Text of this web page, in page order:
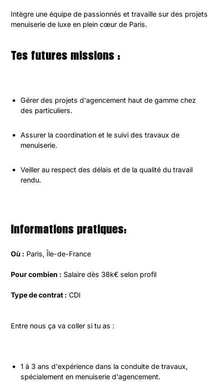
Intègre une équipe de passionnés et travaille sur des projets
menuiserie de luxe en plein cœur de Paris.
Tes futures missions :
Gérer des projets d'agencement haut de gamme chez
des particuliers.
Assurer la coordination et le suivi des travaux de
menuiserie.
Veiller au respect des délais et de la qualité du travail
rendu.
Informations pratiques:
Où : Paris, Île-de-France
Pour combien : Salaire dès 38k€ selon profil
Type de contrat : CDI
Entre nous ça va coller si tu as :
1 à 3 ans d'expérience dans la conduite de travaux,
spécialement en menuiserie d'agencement.